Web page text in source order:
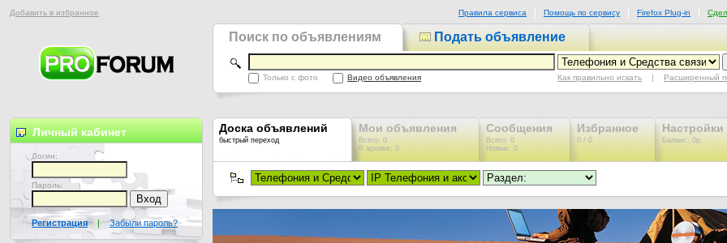
Добавить в избранное Правила сервиса Помощь по сервису Firefox Plug-in
Поиск по объявлениям Подать объявление
Только с фото Видео объявления Как правильно искать | Расширенный
Доска объявлений
быстрый переход
Мои объявления
Всего: 0
В архиве: 0
Сообщения
Всего: 0
Новых: 0
Избранное
0 / 0
Настройки
Баланс: 0р
Личный кабинет
Логин:
Пароль:
Регистрация | Забыли пароль?